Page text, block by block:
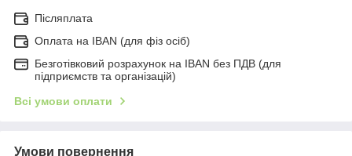
Післяплата
Оплата на IBAN (для фіз осіб)
Безготівковий розрахунок на IBAN без ПДВ (для
підприємств та організацій)
Всі умови оплати
Умови повернення